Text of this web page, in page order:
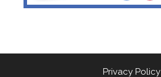
Privacy Policy